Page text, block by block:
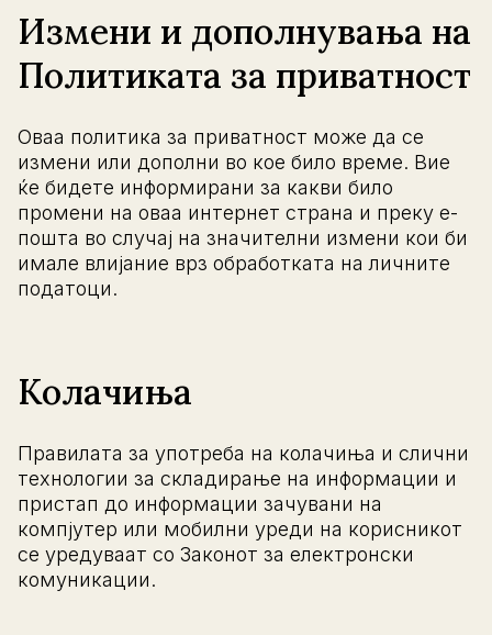
Измени и дополнувања на
Политиката за приватност
Оваа политика за приватност може да се
измени или дополни во кое било време. Вие
ќе бидете информирани за какви било
промени на оваа интернет страна и преку е-
пошта во случај на значителни измени кои би
имале влијание врз обработката на личните
податоци.
Колачиња
Правилата за употреба на колачиња и слични
технологии за складирање на информации и
пристап до информации зачувани на
компјутер или мобилни уреди на корисникот
се уредуваат со Законот за електронски
комуникации.